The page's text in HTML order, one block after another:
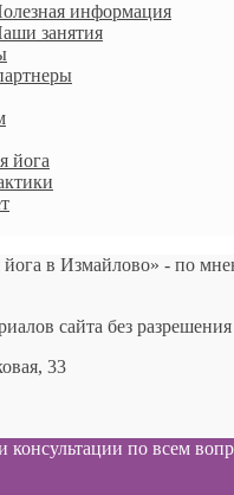
информация
занятия
йога
в Измайлово» - по
сайта без
33
консультации по всем